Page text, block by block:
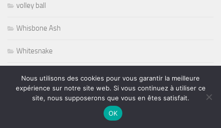
volley ball
Whisbone Ash
Whitesnake
Widespread Panic
World
Nous utilisons des cookies pour vous garantir la meilleure
expérience sur notre site web. Si vous continuez à utiliser ce
site, nous supposerons que vous en êtes satisfait.
OK